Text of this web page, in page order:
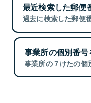
最近検索した郵便
過去に検索した郵便
事業所の個別番号
事業所の７けたの個